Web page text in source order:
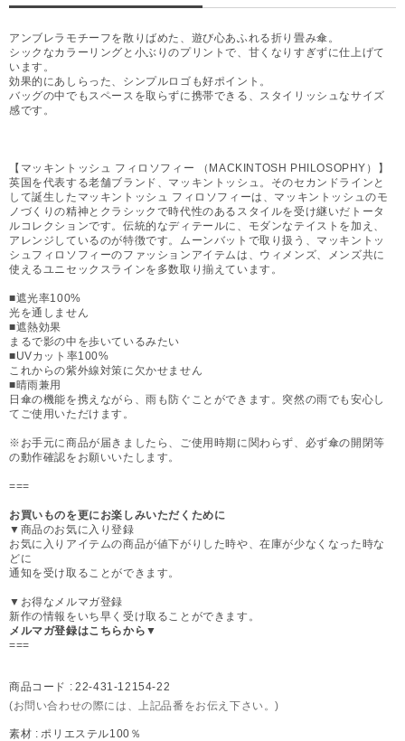
アンブレラモチーフを散りばめた、遊び心あふれる折り畳み傘。
シックなカラーリングと小ぶりのプリントで、甘くなりすぎずに仕上げて
います。
効果的にあしらった、シンプルロゴも好ポイント。
バッグの中でもスペースを取らずに携帯できる、スタイリッシュなサイズ
感です。
【マッキントッシュ フィロソフィー （MACKINTOSH PHILOSOPHY）】
英国を代表する老舗ブランド、マッキントッシュ。そのセカンドラインと
して誕生したマッキントッシュ フィロソフィーは、マッキントッシュのモ
ノづくりの精神とクラシックで時代性のあるスタイルを受け継いだトータ
ルコレクションです。伝統的なディテールに、モダンなテイストを加え、
アレンジしているのが特徴です。ムーンバットで取り扱う、マッキントッ
シュフィロソフィーのファッションアイテムは、ウィメンズ、メンズ共に
使えるユニセックスラインを多数取り揃えています。
■遮光率100%
光を通しません
■遮熱効果
まるで影の中を歩いているみたい
■UVカット率100%
これからの紫外線対策に欠かせません
■晴雨兼用
日傘の機能を携えながら、雨も防ぐことができます。突然の雨でも安心し
てご使用いただけます。
※お手元に商品が届きましたら、ご使用時期に関わらず、必ず傘の開閉等
の動作確認をお願いいたします。
===
お買いものを更にお楽しみいただくために
▼商品のお気に入り登録
お気に入りアイテムの商品が値下がりした時や、在庫が少なくなった時な
どに
通知を受け取ることができます。
▼お得なメルマガ登録
新作の情報をいち早く受け取ることができます。
メルマガ登録はこちらから▼
===
商品コード : 22-431-12154-22
(お問い合わせの際には、上記品番をお伝え下さい。)
素材 : ポリエステル100％